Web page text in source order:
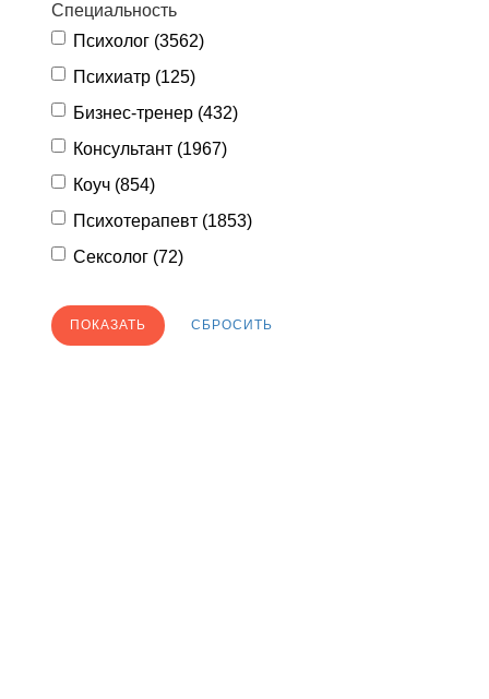
Специальность
Психолог (3562)
Психиатр (125)
Бизнес-тренер (432)
Консультант (1967)
Коуч (854)
Психотерапевт (1853)
Сексолог (72)